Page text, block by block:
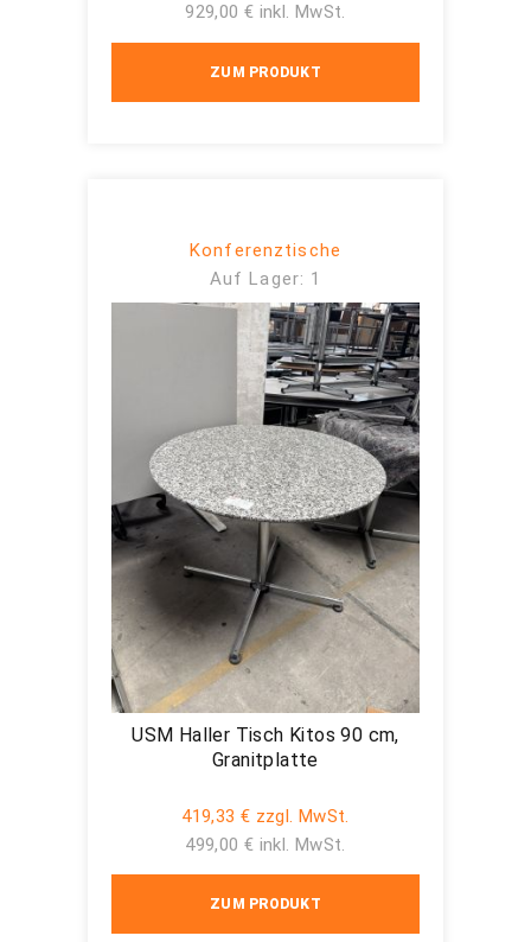
929,00 € inkl. MwSt.
ZUM PRODUKT
Konferenztische
Auf Lager: 1
USM Haller Tisch Kitos 90 cm,
Granitplatte
419,33 € zzgl. MwSt.
499,00 € inkl. MwSt.
ZUM PRODUKT